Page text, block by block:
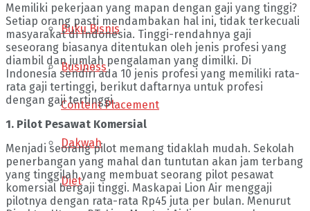
Buku Bisnis
Business
Content Placement
Dakwah
Diet
Memiliki pekerjaan yang mapan dengan gaji yang tinggi?
Setiap orang pasti mendambakan hal ini, tidak terkecuali
masyarakat di Indonesia. Tinggi-rendahnya gaji
seseorang biasanya ditentukan oleh jenis profesi yang
diambil dan jumlah pengalaman yang dimilki. Di
Indonesia sendiri ada 10 jenis profesi yang memiliki rata-
rata gaji tertinggi, berikut daftarnya untuk profesi
dengan gaji tertinggi.
1. Pilot Pesawat Komersial
Menjadi seorang pilot memang tidaklah mudah. Sekolah
penerbangan yang mahal dan tuntutan akan jam terbang
yang tinggilah yang membuat seorang pilot pesawat
komersial bergaji tinggi. Maskapai Lion Air menggaji
pilotnya dengan rata-rata Rp45 juta per bulan. Menurut